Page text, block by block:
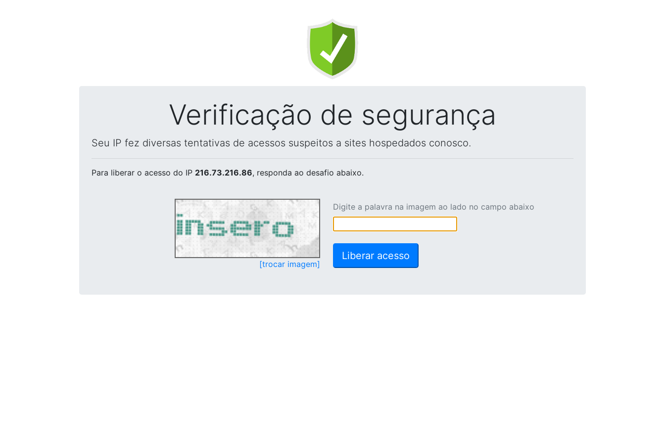
Verificação de segurança
Seu IP fez diversas tentativas de acessos suspeitos a sites hospedados conosco.
Para liberar o acesso do IP 216.73.216.86, responda ao desafio abaixo.
[trocar imagem]
Digite a palavra na imagem ao lado no campo abaixo